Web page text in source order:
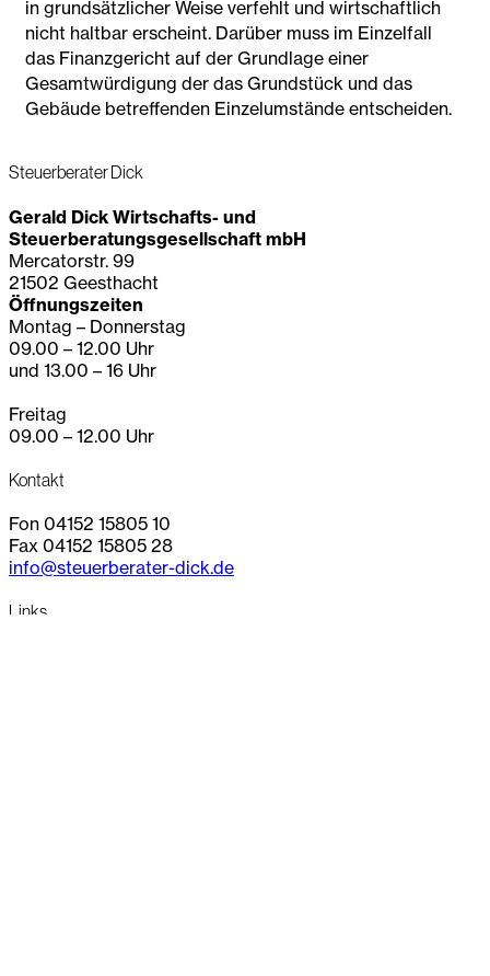
in grundsätzlicher Weise verfehlt und wirtschaftlich
nicht haltbar erscheint. Darüber muss im Einzelfall
das Finanzgericht auf der Grundlage einer
Gesamtwürdigung der das Grundstück und das
Gebäude betreffenden Einzelumstände entscheiden.
Steuerberater Dick
Gerald Dick Wirtschafts- und
Steuerberatungsgesellschaft mbH
Mercatorstr. 99
21502 Geesthacht
Öffnungszeiten
Montag – Donnerstag
09.00 – 12.00 Uhr
und 13.00 – 16 Uhr
Freitag
09.00 – 12.00 Uhr
Kontakt
Fon 04152 15805 10
Fax 04152 15805 28
info@steuerberater-dick.de
Links